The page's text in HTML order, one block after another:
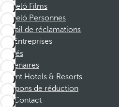
Barceló Films
Barceló Personnes
Portail de réclamations
Entreprises
Affiliés
Partenaires
Dorint Hotels & Resorts
Coupons de réduction
Contact